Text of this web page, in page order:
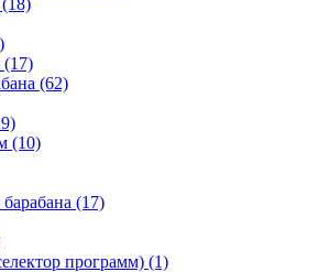
(17)
(62)
(10)
(17)
программ) (1)